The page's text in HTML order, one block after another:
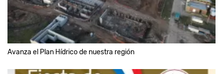
Avanza el Plan Hídrico de nuestra región